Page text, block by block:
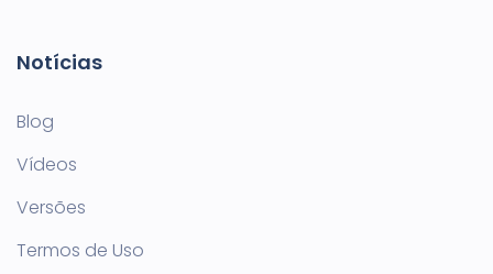
Notícias
Blog
Vídeos
Versões
Termos de Uso